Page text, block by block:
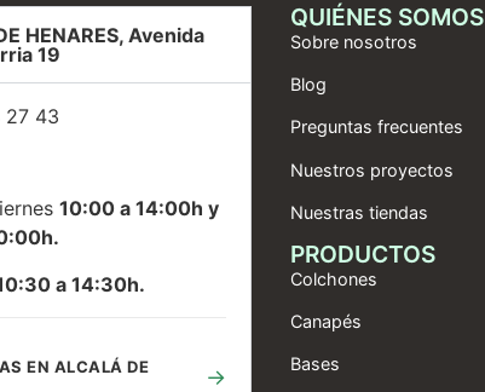
HENARES, Avenida
19
27 43
10:00 a 14:00h y
a 14:30h.
EN ALCALÁ DE
→
QUIÉNES SOMOS
Sobre nosotros
Blog
Preguntas frecuentes
Nuestros proyectos
Nuestras tiendas
PRODUCTOS
Colchones
Canapés
Bases